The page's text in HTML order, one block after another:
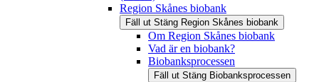
Region Skånes biobank
Fäll ut Stäng Region Skånes biobank
Om Region Skånes biobank
Vad är en biobank?
Biobanksprocessen
Fäll ut Stäng Biobanksprocessen